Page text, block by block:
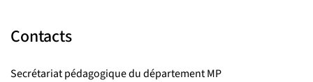
Contacts
Secrétariat pédagogique du département MP